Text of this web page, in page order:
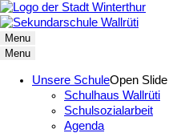
Menu
Menu
Unsere SchuleOpen Slide
Schulhaus Wallrüti
Schulsozialarbeit
Agenda